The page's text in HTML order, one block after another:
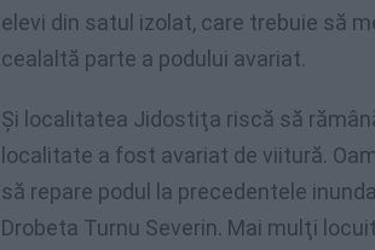
elevi din satul izolat, care trebuie să
cealaltă parte a podului avariat.
Şi localitatea Jidostiţa riscă să
localitate a fost avariat de viitură.
să repare podul la precedentele
Drobeta Turnu Severin. Mai mulţi